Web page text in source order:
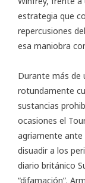
estrategia que
repercusiones
esa maniobra
Durante más de
rotundamente
sustancias
ocasiones el
agriamente ante
disuadir a los
diario británico
“difamación”.